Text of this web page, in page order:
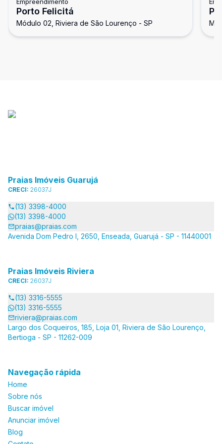
Porto Felicitá
Módulo 02, Riviera de São Lourenço - SP
Praias Imóveis Guarujá
CRECI: 26037J
(13) 3398-4000
(13) 3398-4000
praias@praias.com
Avenida Dom Pedro I, 2650, Enseada, Guarujá - SP - 11440001
Praias Imóveis Riviera
CRECI: 26037J
(13) 3316-5555
(13) 3316-5555
riviera@praias.com
Largo dos Coqueiros, 185, Loja 01, Riviera de São Lourenço,
Bertioga - SP - 11262-009
Navegação rápida
Home
Sobre nós
Buscar imóvel
Anunciar imóvel
Blog